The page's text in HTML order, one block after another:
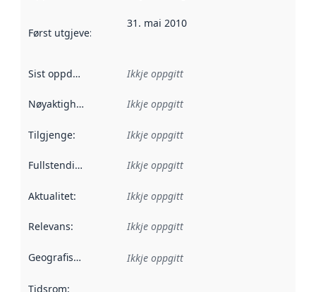
Først utgjeve:
31. mai 2010
Sist oppdatert Ikkje oppgitt
Nøyaktigheit Ikkje oppgitt
Tilgjenge: Ikkje oppgitt
Fullstendigheit Ikkje oppgitt
Aktualitet: Ikkje oppgitt
Relevans: Ikkje oppgitt
Geografisk område Ikkje oppgitt
Tidsrom: